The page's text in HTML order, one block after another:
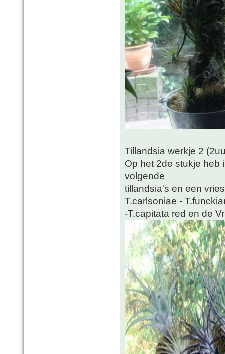
Tillandsia werkje 2
Op het 2de stukje heb
volgende
tillandsia's en een
T.carlsoniae -
-T.capitata red en de